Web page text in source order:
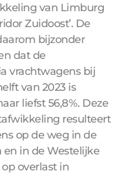
van Limburg
Zuidoost’. De
bijzonder
dat de
vrachtwagens bij
van 2023 is
liefst 56,8%. Deze
resulteert
op de weg in de
en in de Westelijke
overlast in